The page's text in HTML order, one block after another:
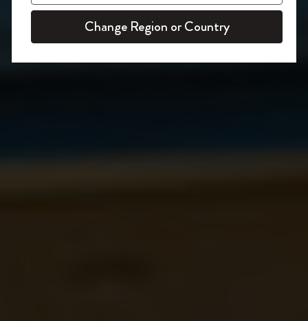
今すぐ会員登録 !
Change Region or Country